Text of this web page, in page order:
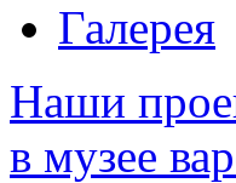
Галерея
Наши
в музее